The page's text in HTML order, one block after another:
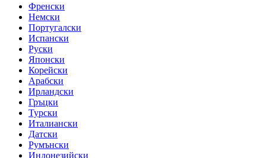
Френски
Немски
Португалски
Испански
Руски
Японски
Корейски
Арабски
Ирландски
Гръцки
Турски
Италиански
Датски
Румънски
Индонезийски